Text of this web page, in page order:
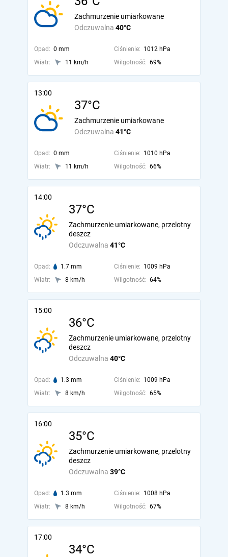
Odczuwalna 40°C
Zachmurzenie umiarkowane
Opad: 0 mm Ciśnienie: 1012 hPa
Wiatr:
11 km/h Wilgotność: 69%
13:00
37°C
Odczuwalna 41°C
Zachmurzenie umiarkowane
Opad: 0 mm Ciśnienie: 1010 hPa
Wiatr:
11 km/h Wilgotność: 66%
14:00
37°C
Odczuwalna 41°C
Zachmurzenie umiarkowane, przelotny
deszcz
Opad: 1.7 mm Ciśnienie: 1009 hPa
Wiatr:
8 km/h Wilgotność: 64%
15:00
36°C
Odczuwalna 40°C
Zachmurzenie umiarkowane, przelotny
deszcz
Opad: 1.3 mm Ciśnienie: 1009 hPa
Wiatr:
8 km/h Wilgotność: 65%
16:00
35°C
Odczuwalna 39°C
Zachmurzenie umiarkowane, przelotny
deszcz
Opad: 1.3 mm Ciśnienie: 1008 hPa
Wiatr:
8 km/h Wilgotność: 67%
17:00
34°C